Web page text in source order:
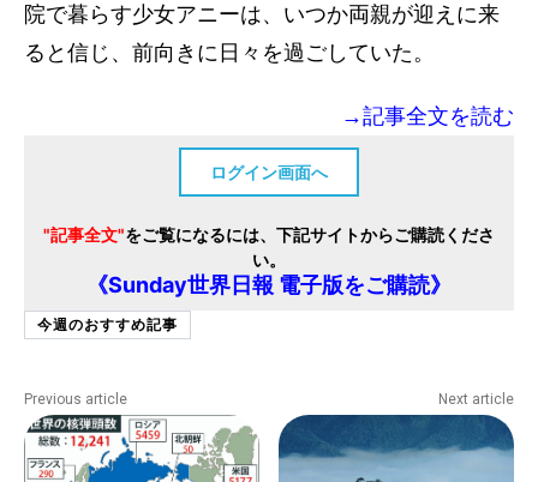
院で暮らす少女アニーは、いつか両親が迎えに来
ると信じ、前向きに日々を過ごしていた。
→記事全文を読む
ログイン画面へ
"記事全文"をご覧になるには、下記サイトからご購読くださ
い。
《Sunday世界日報 電子版をご購読》
今週のおすすめ記事
Previous article Next article